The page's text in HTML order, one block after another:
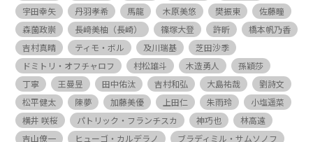
宇田幸矢
丹羽孝希 馬龍 木原美悠 樊振東
佐藤瞳
森薗政崇
長﨑美柚（長崎） 篠塚大登 許昕
橋本帆乃香
吉村真晴
ティモ・ボル 及川瑞基
芝田沙季
ドミトリ・オフチャロフ
村松雄斗 木造勇人
孫穎莎
丁寧
王曼昱 田中佑汰 吉村和弘 大島祐哉
劉詩文
松平健太
陳夢 加藤美優 上田仁 朱雨玲
小塩遥菜
横井 咲桜
パトリック・フランチスカ 神巧也
林高遠
吉山僚一
ヒューゴ・カルデラノ
ブラディミル・サムソノフ